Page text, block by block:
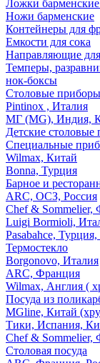
Ложки барменские
Ножи барменские
Контейнеры для
Емкости для сока
Направляющие
Темперы,
нок-боксы
Столовые приборы
Pintinox , Италия
МГ (MG), Индия,
Детские столовые
Специальные
Wilmax, Китай
Bonna, Турция
Барное и
ARC, ОСЗ, Россия
Chef & Sommelier,
Luigi Bormioli,
Pasabahce,
Термостекло
Borgonovo, Италия
ARC, Франция
Wilmax, Англия (
Посуда из
MGline, Китай
Тики, Испания,
Chef & Sommelier,
Столовая посуда